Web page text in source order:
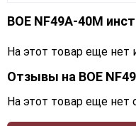
BOE NF49A-40M
На этот товар еще нет
Отзывы на BOE
На этот товар еще нет